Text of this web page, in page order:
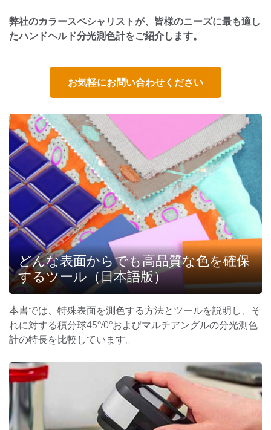
弊社のカラースペシャリストが、皆様のニーズに最も適し
たハンドヘルド分光測色計をご紹介します。
お気軽にお問い合わせください
どんな表面からでも高品質な色を確保
するツール（日本語版）
本書では、特殊表面を測色する方法とツールを説明し、そ
れに対する積分球45°/0°およびマルチアングルの分光測色
計の特長を比較しています。